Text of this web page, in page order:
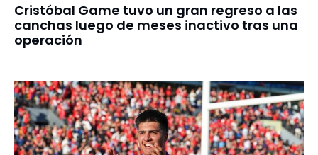
Cristóbal Game tuvo un gran regreso a las
canchas luego de meses inactivo tras una
operación